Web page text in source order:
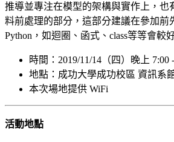
推導並專注在模型的架構與實作上，也
料前處理的部分，這部分建議在參加前
Python，如迴圈、函式、class等等會較
時間：2019/11/14（四）晚上 7:00
地點：成功大學成功校區 資訊系
本次場地提供 WiFi
活動地點